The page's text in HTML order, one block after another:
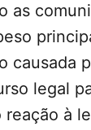
as
causada
legal
reação à